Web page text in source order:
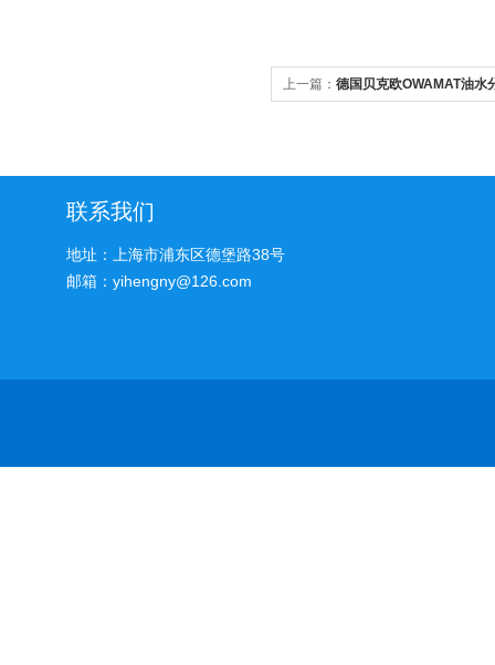
上一篇： 德国贝克欧OWAMAT油水
联系我们
地址：上海市浦东区德堡路38号
邮箱：yihengny@126.com